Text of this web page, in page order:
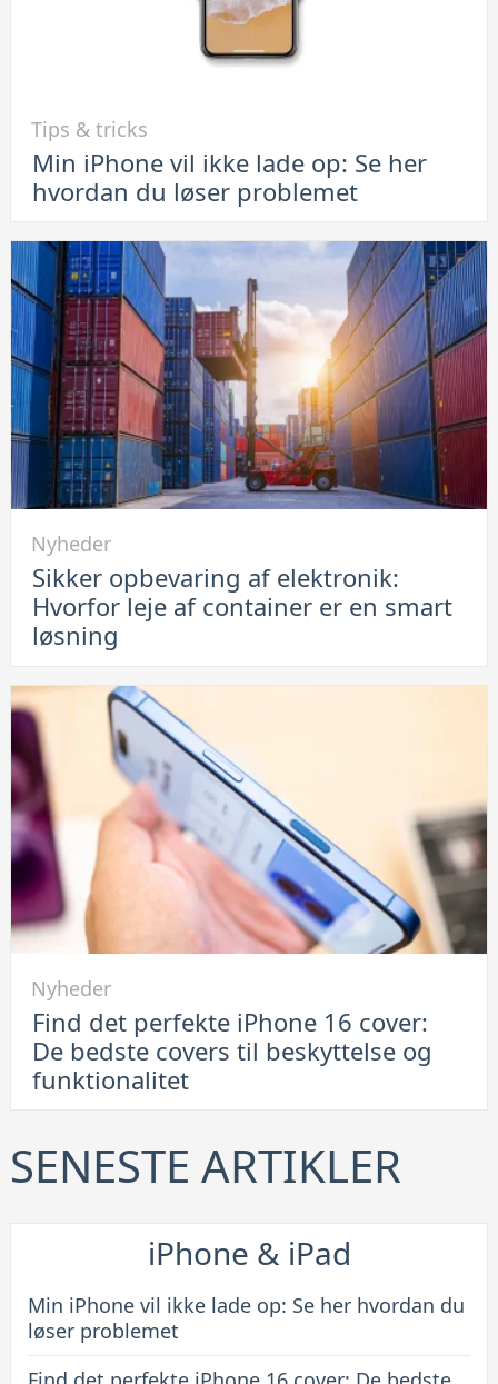
Min
iPhone
ikke
lade
op:
Se
her
hvordan
du
løser
problemet
Tips & tricks
Min iPhone vil ikke lade op: Se her
hvordan du løser problemet
Sikker
opbevaring
Hvorfor
leje
af
container
er
en
smart
løsning
Nyheder
Sikker opbevaring af elektronik:
Hvorfor leje af container er en smart
løsning
Find
det
perfekte
16
cover:
til
beskyttelse
Nyheder
Find det perfekte iPhone 16 cover:
De bedste covers til beskyttelse og
funktionalitet
SENESTE ARTIKLER
iPhone & iPad
Min iPhone vil ikke lade op: Se her hvordan du
løser problemet